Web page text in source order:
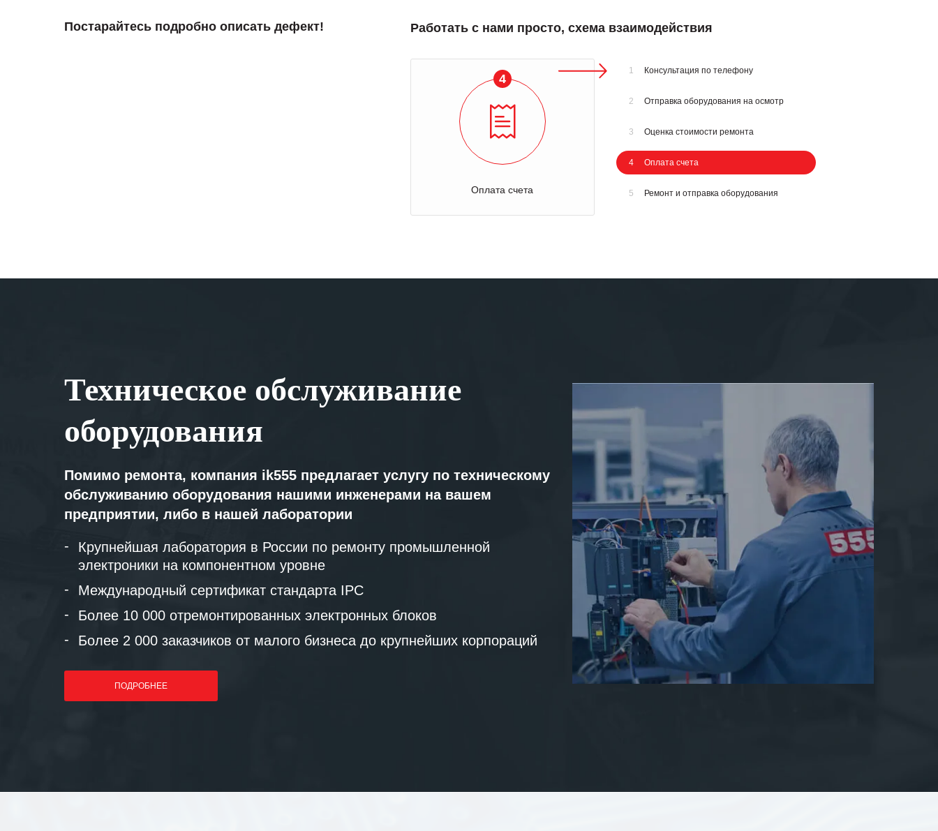
Постарайтесь подробно описать дефект! Работать с нами просто, схема взаимодействия
4
Оплата счета
1 Консультация по телефону
2 Отправка оборудования на осмотр
3 Оценка стоимости ремонта
4 Оплата счета
5 Ремонт и отправка оборудования
Техническое обслуживание
оборудования
Помимо ремонта, компания ik555 предлагает услугу по техническому
обслуживанию оборудования нашими инженерами на вашем
предприятии, либо в нашей лаборатории
Крупнейшая лаборатория в России по ремонту промышленной
электроники на компонентном уровне
Международный сертификат стандарта IPC
Более 10 000 отремонтированных электронных блоков
Более 2 000 заказчиков от малого бизнеса до крупнейших корпораций
ПОДРОБНЕЕ